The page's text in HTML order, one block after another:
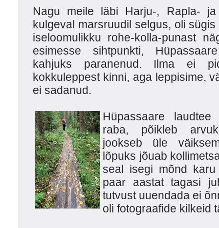
Nagu meile läbi Harju-, Rapla- ja
kulgeval marsruudil selgus, oli
iseloomulikku rohe-kolla-punast
esimesse sihtpunkti,
kahjuks paranenud. Ilma ei
kokkuleppest kinni, aga leppisime,
ei sadanud.
Hüpassaare
raba, põikleb
jookseb üle
lõpuks jõuab
seal isegi mõnd
paar aastat tagasi
tutvust uuendada ei
oli fotograafide kilkeid